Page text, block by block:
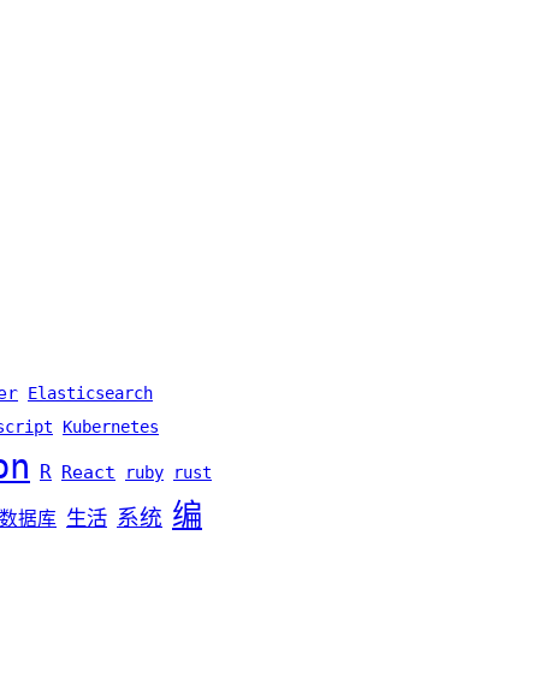
Elasticsearch
Kubernetes
R React ruby rust
数据库 生活 系统 编